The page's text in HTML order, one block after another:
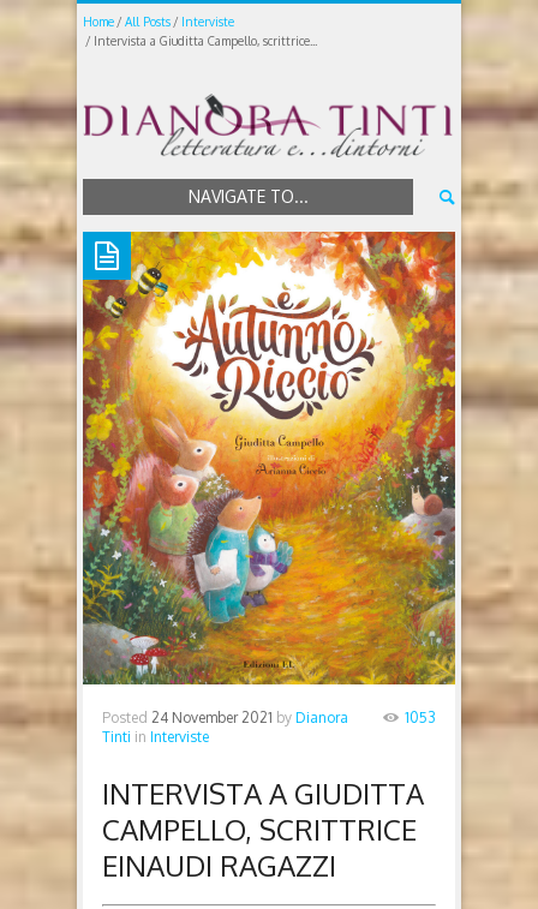
Home All Posts
Interviste
Intervista a Giuditta Campello, scrittrice...
NAVIGATE TO...
Posted 24 November 2021 by Dianora
Tinti in Interviste
1053
INTERVISTA A GIUDITTA
CAMPELLO, SCRITTRICE
EINAUDI RAGAZZI